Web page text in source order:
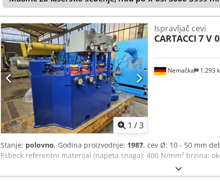
1 /3
Nemačka 1.293
Ispravljač cevi
CARTACCI 7 V 0
Stanje: polovno, Godina proizvodnje: 1987, cev Ø: 10 - 50 mm
Esbeck referentni materijal (napeta snaga): 400 N/mm² brzina: